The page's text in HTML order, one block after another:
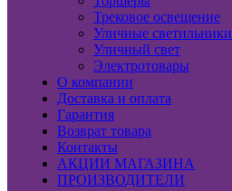
Трековое освещение
Уличные светильники
Уличный свет
Электротовары
О компании
Доставка и оплата
Гарантия
Возврат товара
Контакты
АКЦИИ МАГАЗИНА
ПРОИЗВОДИТЕЛИ